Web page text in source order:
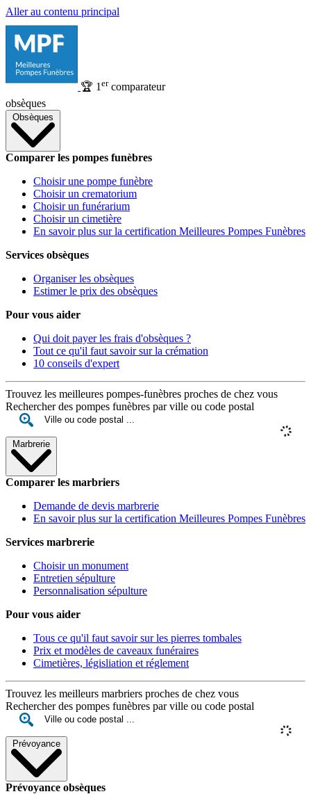
Aller au contenu principal
🏆 1 ercomparateur
obsèques
Obsèques
Comparer les pompes funèbres
Choisir une pompe funèbre
Choisir un crematorium
Choisir un funérarium
Choisir un cimetière
En savoir plus sur la certification Meilleures Pompes Funèbres
Services obsèques
Organiser les obsèques
Estimer le prix des obsèques
Pour vous aider
Qui doit payer les frais d'obsèques ?
Tout ce qu'il faut savoir sur la crémation
10 conseils d'expert
Trouvez les meilleures pompes-funèbres proches de chez vous
Rechercher des pompes funèbres par ville ou code postal
Marbrerie
Comparer les marbriers
Demande de devis marbrerie
En savoir plus sur la certification Meilleures Pompes Funèbres
Services marbrerie
Choisir un monument
Entretien sépulture
Personnalisation sépulture
Pour vous aider
Tous ce qu'il faut savoir sur les pierres tombales
Prix et modèles de caveaux funéraires
Cimetières, législiation et réglement
Trouvez les meilleurs marbriers proches de chez vous
Rechercher des pompes funèbres par ville ou code postal
Prévoyance
Prévoyance obsèques